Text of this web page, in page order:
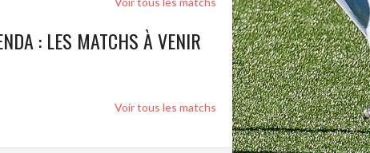
: LES MATCHS À VENIR
Voir tous les matchs